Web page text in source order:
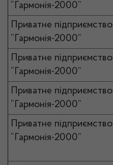
“Гармонія-2000”
Приватне підприємство
“Гармонія-2000”
Приватне підприємство
“Гармонія-2000”
Приватне підприємство
“Гармонія-2000”
Приватне підприємство
“Гармонія-2000”